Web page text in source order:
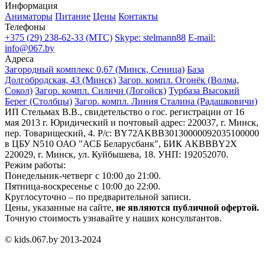
Информация
Аниматоры Питание Цены Контакты
Телефоны
+375 (29) 238-62-33 (МТС) Skype: stelmann88 E-mail:
info@067.by
Адреса
Загородный комплекс 0,67 (Минск, Сеница) База
Долгобродская, 43 (Минск) Загор. компл. Огонёк (Волма,
Сокол) Загор. компл. Силичи (Логойск) Турбаза Высокий
Берег (Столбцы) Загор. компл. Линия Сталина (Радашковичи)
ИП Стельмах В.В., свидетельство о гос. регистрации от 16
мая 2013 г. Юридический и почтовый адрес: 220037, г. Минск,
пер. Товарищеский, 4. Р/с: BY72AKBB30130000092035100000
в ЦБУ N510 ОАО "АСБ Беларусбанк", БИК AKBВBY2X
220029, г. Минск, ул. Куйбышева, 18. УНП: 192052070.
Режим работы:
Понедельник-четверг с 10:00 до 21:00.
Пятница-воскресенье с 10:00 до 22:00.
Круглосуточно – по предварительной записи.
Цены, указанные на сайте, не являются публичной офертой.
Точную стоимость узнавайте у наших консультантов.
© kids.067.by 2013-2024